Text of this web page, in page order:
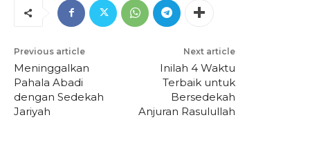
Previous article
Meninggalkan
Pahala Abadi
dengan Sedekah
Jariyah
Next article
Inilah 4 Waktu
Terbaik untuk
Bersedekah
Anjuran Rasulullah